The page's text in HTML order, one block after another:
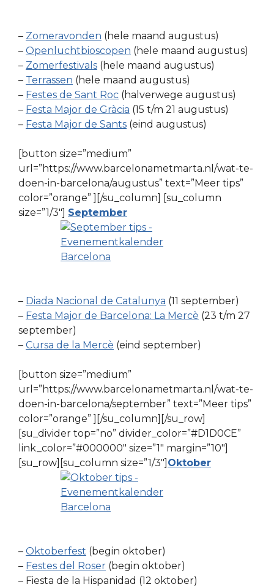
– Zomeravonden (hele maand augustus)
– Openluchtbioscopen (hele maand augustus)
– Zomerfestivals (hele maand augustus)
– Terrassen (hele maand augustus)
– Festes de Sant Roc (halverwege augustus)
– Festa Major de Gràcia (15 t/m 21 augustus)
– Festa Major de Sants (eind augustus)
[button size=”medium”
url=”https://www.barcelonametmarta.nl/wat-te-
doen-in-barcelona/augustus” text=”Meer tips”
color=”orange” ][/su_column] [su_column
size=”1/3″] September
– Diada Nacional de Catalunya (11 september)
– Festa Major de Barcelona: La Mercè (23 t/m 27
september)
– Cursa de la Mercè (eind september)
[button size=”medium”
url=”https://www.barcelonametmarta.nl/wat-te-
doen-in-barcelona/september” text=”Meer tips”
color=”orange” ][/su_column][/su_row]
[su_divider top=”no” divider_color=”#D1D0CE”
link_color=”#000000″ size=”1″ margin=”10″]
[su_row][su_column size=”1/3″] Oktober
– Oktoberfest (begin oktober)
– Festes del Roser (begin oktober)
– Fiesta de la Hispanidad (12 oktober)